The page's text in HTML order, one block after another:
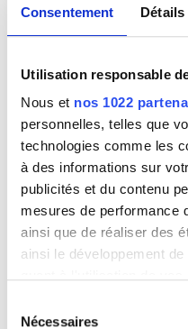
Consentement Détails
Utilisation responsable
Nous et nos 1022
personnelles, telles que
technologies comme les
à des informations sur
publicités et du contenu
mesures de performance
ainsi que de réaliser des
ainsi le développement
tout moment en
Nécessaires